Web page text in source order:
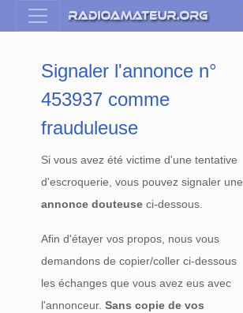
Signaler l'annonce n°
453937 comme
frauduleuse
Si vous avez été victime d'une tentative
d'escroquerie, vous pouvez signaler une
annonce douteuse ci-dessous.
Afin d'étayer vos propos, nous vous
demandons de copier/coller ci-dessous
les échanges que vous avez eus avec
l'annonceur.Sans copie de vos